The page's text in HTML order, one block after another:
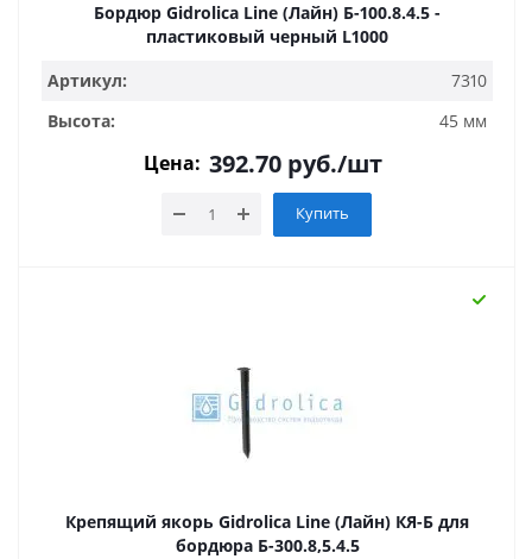
Бордюр Gidrolica Line (Лайн) Б-100.8.4.5 -
пластиковый черный L1000
Артикул:
7310
Высота:
45 мм
Цена: 392.70 руб./шт
Купить
Крепящий якорь Gidrolica Line (Лайн) КЯ-Б для
бордюра Б-300.8,5.4.5